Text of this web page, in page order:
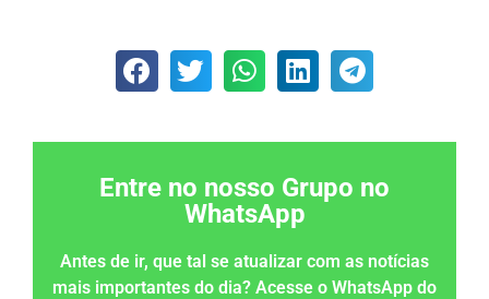
Entre no nosso Grupo no
WhatsApp
Antes de ir, que tal se atualizar com as notícias
mais importantes do dia? Acesse o WhatsApp do